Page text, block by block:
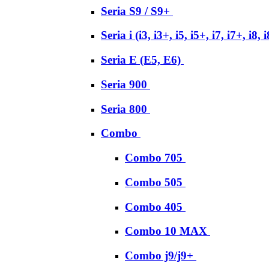
Seria S9 / S9+
Seria i (i3, i3+, i5, i5+, i7, i7+, i8,
Seria E (E5, E6)
Seria 900
Seria 800
Combo
Combo 705
Combo 505
Combo 405
Combo 10 MAX
Combo j9/j9+